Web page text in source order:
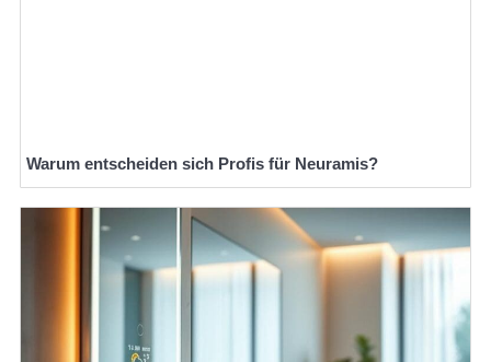
Warum entscheiden sich Profis für Neuramis?